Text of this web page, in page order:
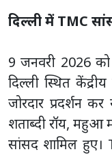
दिल्ली में TMC
9 जनवरी 2026
दिल्ली स्थित
जोरदार प्रदर्शन
शताब्दी रॉय, महुआ
सांसद शामिल हुए।